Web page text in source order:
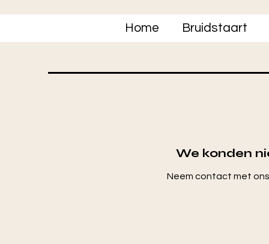
Home Bruidstaart
We konden
Neem contact met